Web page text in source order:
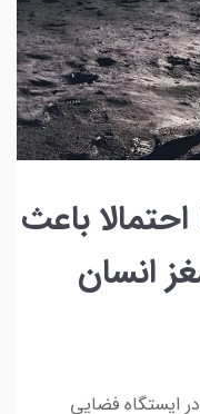
باعث
انسان
ایستگاه فضایی